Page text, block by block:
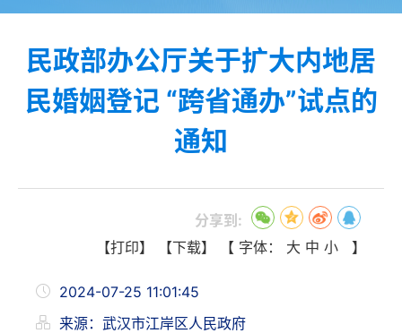
民政部办公厅关于扩大内地居
民婚姻登记 “跨省通办”试点的
通知
分享到:
【打印】
【下载】 【 字体： 大 中 小 】
2024-07-25 11:01:45
来源：武汉市江岸区人民政府